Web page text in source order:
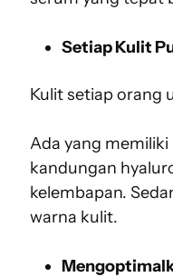
Setiap Kulit
Kulit setiap orang
Ada yang
kandungan
kelembapan.
warna kulit.